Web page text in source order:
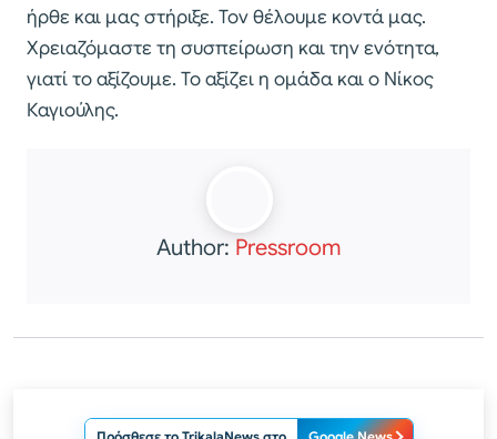
ήρθε και μας στήριξε. Τον θέλουμε κοντά μας.
Χρειαζόμαστε τη συσπείρωση και την ενότητα,
γιατί το αξίζουμε. Το αξίζει η ομάδα και ο Νίκος
Καγιούλης.
Author: Pressroom